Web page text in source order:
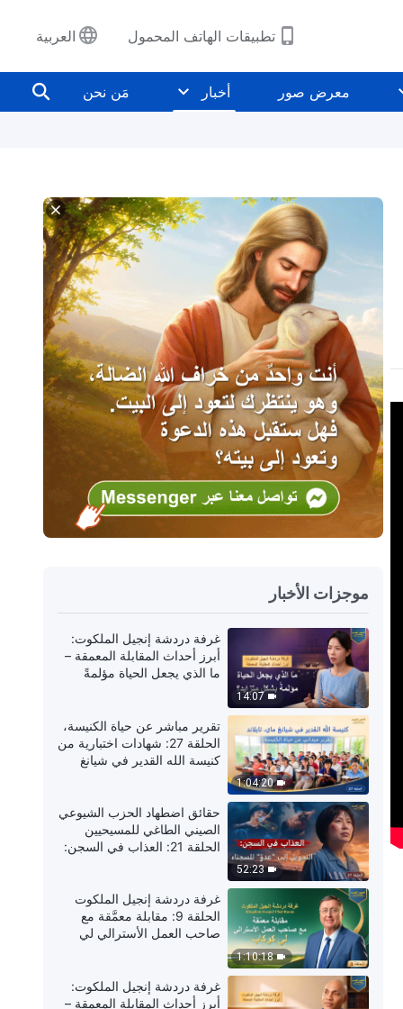
تطبيقات الهاتف المحمول العربية
معرض صور أخبار مَن نحن
موجزات الأخبار
14:07
غرفة دردشة إنجيل الملكوت:
أبرز أحداث المقابلة المعمقة –
ما الذي يجعل الحياة مؤلمةً
1:04:20
تقرير مباشر عن حياة الكنيسة،
الحلقة 27: شهادات اختبارية من
كنيسة الله القدير في شيانغ
52:23
حقائق اضطهاد الحزب الشيوعي
الصيني الطاغي للمسيحيين
الحلقة 21: العذاب في السجن:
1:10:18
غرفة دردشة إنجيل الملكوت
الحلقة 9: مقابلة معمَّقة مع
صاحب العمل الأسترالي لي
غرفة دردشة إنجيل الملكوت:
أبرز أحداث المقابلة المعمقة –